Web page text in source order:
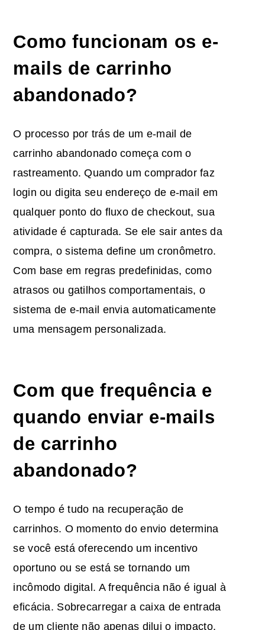
Como funcionam os e-
mails de carrinho
abandonado?
O processo por trás de um e-mail de
carrinho abandonado começa com o
rastreamento. Quando um comprador faz
login ou digita seu endereço de e-mail em
qualquer ponto do fluxo de checkout, sua
atividade é capturada. Se ele sair antes da
compra, o sistema define um cronômetro.
Com base em regras predefinidas, como
atrasos ou gatilhos comportamentais, o
sistema de e-mail envia automaticamente
uma mensagem personalizada.
Com que frequência e
quando enviar e-mails
de carrinho
abandonado?
O tempo é tudo na recuperação de
carrinhos. O momento do envio determina
se você está oferecendo um incentivo
oportuno ou se está se tornando um
incômodo digital. A frequência não é igual à
eficácia. Sobrecarregar a caixa de entrada
de um cliente não apenas dilui o impacto,